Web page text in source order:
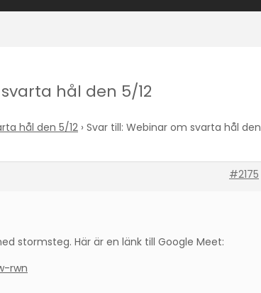
hål den 5/12
hål den 5/12 › Svar till: Webinar om svarta hål den
#2175
stormsteg. Här är en länk till Google Meet:
rwn